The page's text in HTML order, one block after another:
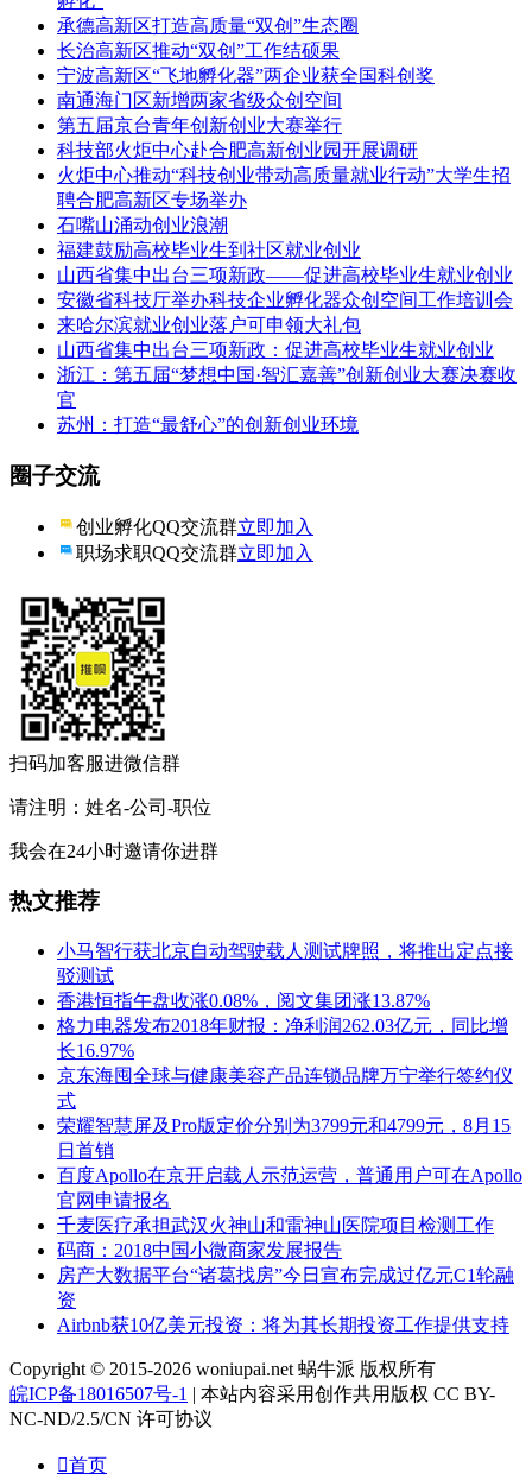
承德高新区打造高质量“双创”生态圈
长治高新区推动“双创”工作结硕果
宁波高新区“飞地孵化器”两企业获全国科创奖
南通海门区新增两家省级众创空间
第五届京台青年创新创业大赛举行
科技部火炬中心赴合肥高新创业园开展调研
火炬中心推动“科技创业带动高质量就业行动”大学生招
聘合肥高新区专场举办
石嘴山涌动创业浪潮
福建鼓励高校毕业生到社区就业创业
山西省集中出台三项新政——促进高校毕业生就业创业
安徽省科技厅举办科技企业孵化器众创空间工作培训会
来哈尔滨就业创业落户可申领大礼包
山西省集中出台三项新政：促进高校毕业生就业创业
浙江：第五届“梦想中国·智汇嘉善”创新创业大赛决赛收
官
苏州：打造“最舒心”的创新创业环境
圈子交流
创业孵化QQ交流群立即加入
职场求职QQ交流群立即加入
扫码加客服进微信群
请注明：姓名-公司-职位
我会在24小时邀请你进群
热文推荐
小马智行获北京自动驾驶载人测试牌照，将推出定点接
驳测试
香港恒指午盘收涨0.08%，阅文集团涨13.87%
格力电器发布2018年财报：净利润262.03亿元，同比增
长16.97%
京东海囤全球与健康美容产品连锁品牌万宁举行签约仪
式
荣耀智慧屏及Pro版定价分别为3799元和4799元，8月15
日首销
百度Apollo在京开启载人示范运营，普通用户可在Apollo
官网申请报名
千麦医疗承担武汉火神山和雷神山医院项目检测工作
码商：2018中国小微商家发展报告
房产大数据平台“诸葛找房”今日宣布完成过亿元C1轮融
资
Airbnb获10亿美元投资：将为其长期投资工作提供支持
Copyright © 2015-2026 woniupai.net 蜗牛派 版权所有
皖ICP备18016507号-1 | 本站内容采用创作共用版权 CC BY-
NC-ND/2.5/CN 许可协议
首页